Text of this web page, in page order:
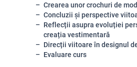
Crearea unor crochuri de
Concluzii și perspective
Reflecții asupra evoluției
creația vestimentară
Direcții viitoare în designul
Evaluare curs